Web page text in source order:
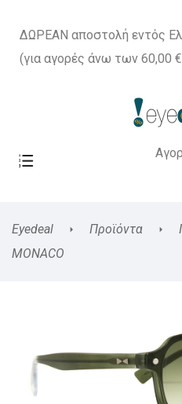
ΔΩΡΕΑΝ αποστολή εντός
(για αγορές άνω των 60,00
Eyedeal Προϊόντα
MONACO